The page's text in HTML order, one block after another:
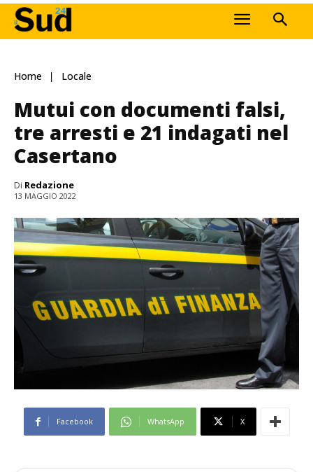
Home Locale
Mutui con documenti falsi,
tre arresti e 21 indagati nel
Casertano
Di Redazione
13 MAGGIO 2022
Facebook WhatsApp X